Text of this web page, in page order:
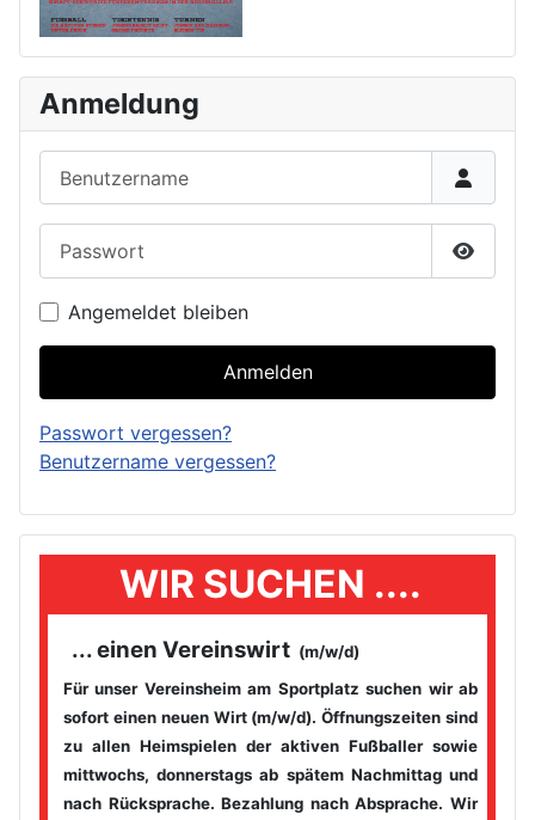
Anmeldung
Angemeldet bleiben
Anmelden
Passwort vergessen?
Benutzername vergessen?
WIR SUCHEN ....
... einen Vereinswirt (m/w/d)
Für unser Vereinsheim am Sportplatz suchen wir ab
sofort einen neuen Wirt (m/w/d). Öffnungszeiten sind
zu allen Heimspielen der aktiven Fußballer sowie
mittwochs, donnerstags ab spätem Nachmittag und
nach Rücksprache. Bezahlung nach Absprache. Wir